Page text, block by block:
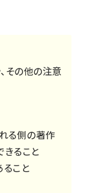
その他の注意
る側の著作
ること
こと